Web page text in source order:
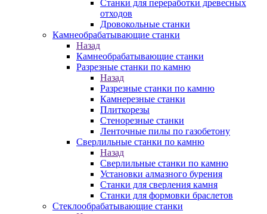
Станки для переработки древесных
отходов
Дровокольные станки
Камнеобрабатывающие станки
Назад
Камнеобрабатывающие станки
Разрезные станки по камню
Назад
Разрезные станки по камню
Камнерезные станки
Плиткорезы
Стенорезные станки
Ленточные пилы по газобетону
Сверлильные станки по камню
Назад
Сверлильные станки по камню
Установки алмазного бурения
Станки для сверления камня
Станки для формовки браслетов
Стеклообрабатывающие станки